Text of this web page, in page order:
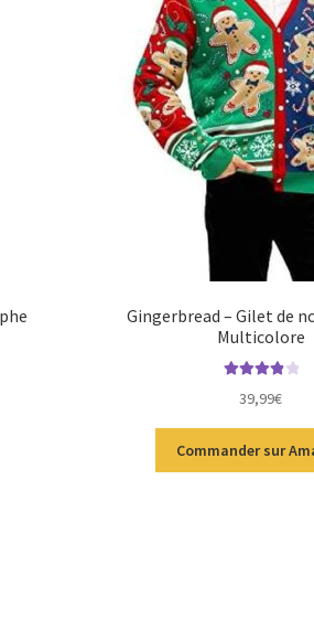
Gingerbread – Gilet de
Multicolore
sur 5
39,99€
Commander sur